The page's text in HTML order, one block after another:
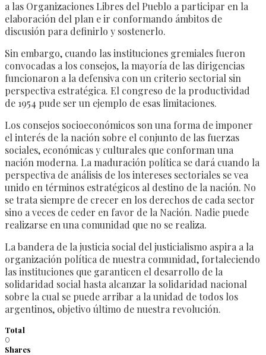
a las Organizaciones Libres del Pueblo a participar en la
elaboración del plan e ir conformando ámbitos de
discusión para definirlo y sostenerlo.
Sin embargo, cuando las instituciones gremiales fueron
convocadas a los consejos, la mayoría de las dirigencias
funcionaron a la defensiva con un criterio sectorial sin
perspectiva estratégica. El congreso de la productividad
de 1954 pude ser un ejemplo de esas limitaciones.
Los consejos socioeconómicos son una forma de imponer
el interés de la nación sobre el conjunto de las fuerzas
sociales, económicas y culturales que conforman una
nación moderna. La maduración política se dará cuando la
perspectiva de análisis de los intereses sectoriales se vea
unido en términos estratégicos al destino de la nación. No
se trata siempre de crecer en los derechos de cada sector
sino a veces de ceder en favor de la Nación. Nadie puede
realizarse en una comunidad que no se realiza.
La bandera de la justicia social del justicialismo aspira a la
organización política de nuestra comunidad, fortaleciendo
las instituciones que garanticen el desarrollo de la
solidaridad social hasta alcanzar la solidaridad nacional
sobre la cual se puede arribar a la unidad de todos los
argentinos, objetivo último de nuestra revolución.
Total
0
Shares